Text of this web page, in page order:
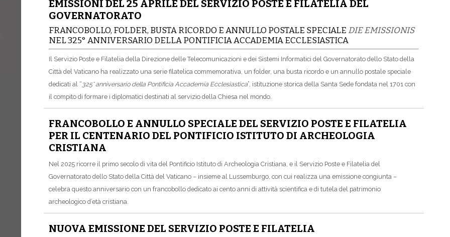
EMISSIONI DEL 25 APRILE DEL SERVIZIO POSTE E FILATELIA DEL
GOVERNATORATO
FRANCOBOLLO, FOLDER, BUSTA RICORDO E ANNULLO POSTALE SPECIALE DIE EMISSIONIS
NEL 325° ANNIVERSARIO DELLA PONTIFICIA ACCADEMIA ECCLESIASTICA
Il Servizio Poste e Filatelia della Direzione delle Telecomunicazioni e dei Sistemi Informatici del Governatorato dello Stato della
Città del Vaticano ha realizzato una serie filatelica commemorativa, un folder, una busta ricordo e un annullo postale speciale
dedicati al “ 325° anniversario della Pontificia Accademia Ecclesiastica”, istituzione storica della Santa Sede fondata nel 1701 con
il compito di formare i diplomatici destinati al servizio della Chiesa nel mondo.
FRANCOBOLLO E ANNULLO SPECIALE DEL SERVIZIO POSTE E FILATELIA
PER IL CENTENARIO DEL PONTIFICIO ISTITUTO DI ARCHEOLOGIA
CRISTIANA
Nel 2025 ricorre il primo secolo di vita del Pontificio Istituto di Archeologia Cristiana, e il Servizio Poste e Filatelia del
Governatorato dello Stato della Città del Vaticano – insieme al Lussemburgo, con cui realizza una emissione congiunta –
celebra questo anniversario con un francobollo dedicato ai cento anni di attività scientifica e di tutela del patrimonio
archeologico d’età cristiana.
NUOVA EMISSIONE DEL SERVIZIO POSTE E FILATELIA